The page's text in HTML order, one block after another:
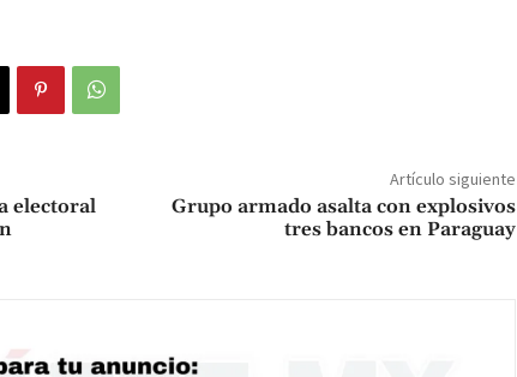
electoral
Artículo siguiente
Grupo armado asalta con explosivos
tres bancos en Paraguay